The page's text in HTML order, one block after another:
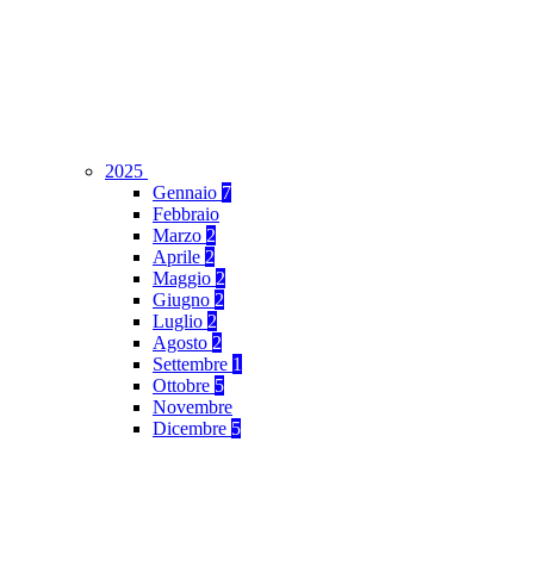
2025
Gennaio 7
Febbraio
Marzo 2
Aprile 2
Maggio 2
Giugno 2
Luglio 2
Agosto 2
Settembre 1
Ottobre 5
Novembre
Dicembre 5